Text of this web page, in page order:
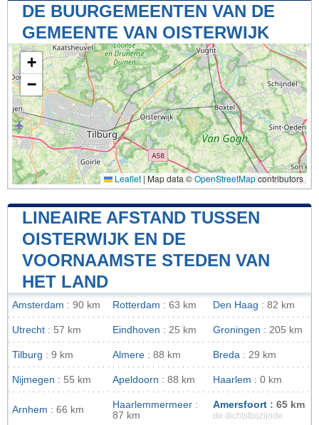
DE BUURGEMEENTEN VAN DE
GEMEENTE VAN OISTERWIJK
+
−
Leaflet | Map data ©OpenStreetMapcontributors
LINEAIRE AFSTAND TUSSEN
OISTERWIJK EN DE
VOORNAAMSTE STEDEN VAN
HET LAND
Amsterdam : 90 km Rotterdam : 63 km Den Haag : 82 km
Utrecht : 57 km Eindhoven : 25 km Groningen : 205 km
Tilburg : 9 km Almere : 88 km Breda : 29 km
Nijmegen : 55 km Apeldoorn : 88 km Haarlem : 0 km
Arnhem : 66 km Haarlemmermeer :
87 km
Amersfoort : 65 km
de dichtstbijzijnde